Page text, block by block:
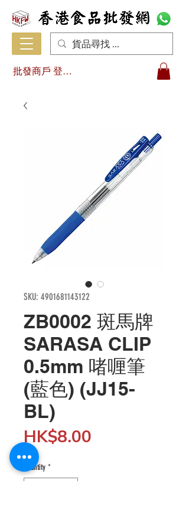
批發商戶 登入/註冊
SKU: 4901681143122
ZB0002 斑馬牌
SARASA CLIP
0.5mm 啫喱筆
(藍色) (JJ15-
BL)
HK$8.00
Quantity *